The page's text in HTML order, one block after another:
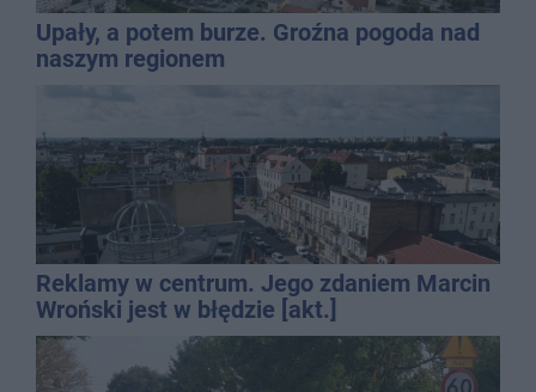
Upały, a potem burze. Groźna pogoda nad
naszym regionem
Reklamy w centrum. Jego zdaniem Marcin
Wroński jest w błędzie [akt.]